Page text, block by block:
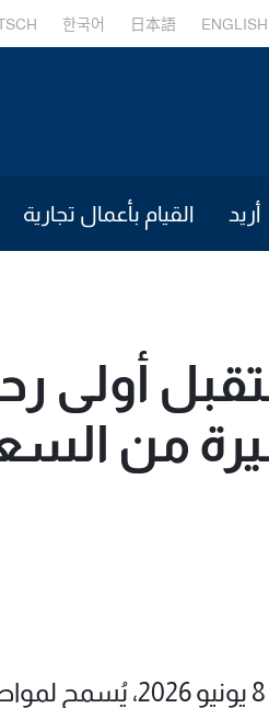
ENGLISH
日本語
한국어
أريد القيام بأعمال تجارية
أولى
من
خلال الفترة من 9 يونيو 2025 وحتى